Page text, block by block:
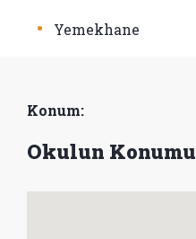
• Yemekhane
Konum:
Okulun Konumu